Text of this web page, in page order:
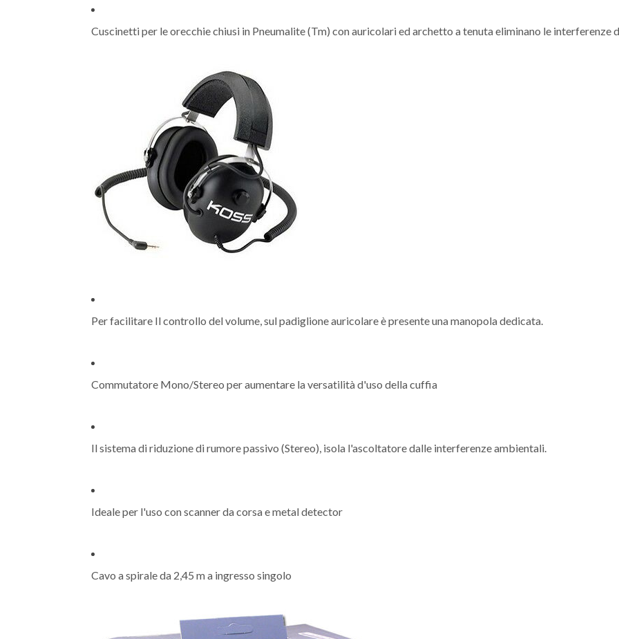
Cuscinetti per le orecchie chiusi in Pneumalite (Tm) con auricolari ed archetto a tenuta eliminano le interferenze
Per facilitare Il controllo del volume, sul padiglione auricolare è presente una manopola dedicata.
Commutatore Mono/Stereo per aumentare la versatilità d'uso della cuffia
Il sistema di riduzione di rumore passivo (Stereo), isola l'ascoltatore dalle interferenze ambientali.
Ideale per l'uso con scanner da corsa e metal detector
Cavo a spirale da 2,45 m a ingresso singolo